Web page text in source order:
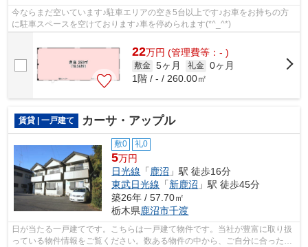
今ならまだ空いています♪駐車エリアの空き5台以上です♪お車をお持ちの方
に駐車スペースを空けております♪車を停められます(*^_^*)
22万円 (管理費等：- )
敷金 5ヶ月 礼金 0ヶ月
1階 / - / 260.00㎡
賃貸 | 一戸建て カーサ・アップル
敷0 礼0
5万円
日光線 「鹿沼 」駅 徒歩16分
東武日光線 「新鹿沼 」駅 徒歩45分
築26年 / 57.70㎡
栃木県鹿沼市千渡
日が当たる一戸建てです。こちらは一戸建て物件です。当社が豊富に取り扱
っている物件情報をご覧ください。数ある物件の中から、ご自分に合った物